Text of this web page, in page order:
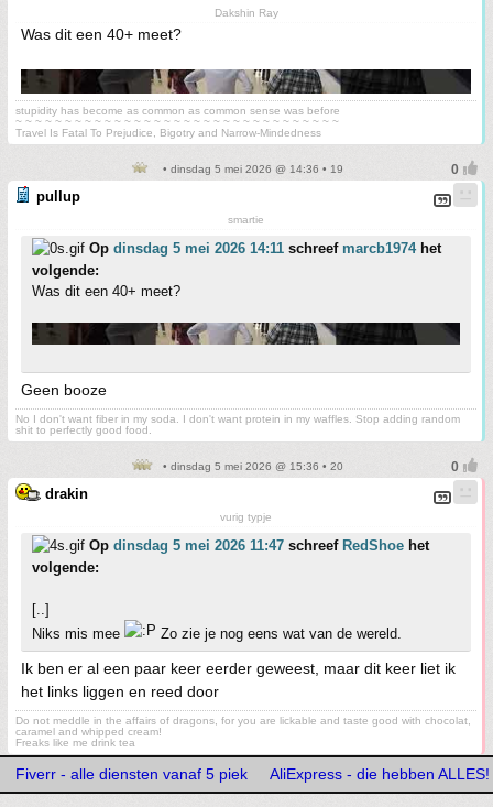
Dakshin Ray
Was dit een 40+ meet?
stupidity has become as common as common sense was before
~ ~ ~ ~ ~ ~ ~ ~ ~ ~ ~ ~ ~ ~ ~ ~ ~ ~ ~ ~ ~ ~ ~ ~ ~ ~ ~ ~ ~ ~ ~ ~ ~
Travel Is Fatal To Prejudice, Bigotry and Narrow-Mindedness
• dinsdag 5 mei 2026 @ 14:36 • 19
pullup
smartie
Op dinsdag 5 mei 2026 14:11 schreef marcb1974het
volgende:
Was dit een 40+ meet?
Geen booze
No I don't want fiber in my soda. I don't want protein in my waffles. Stop adding random
shit to perfectly good food.
• dinsdag 5 mei 2026 @ 15:36 • 20
drakin
vurig typje
Op dinsdag 5 mei 2026 11:47 schreef RedShoe het
volgende:
[..]
Niks mis mee
Zo zie je nog eens wat van de wereld.
Ik ben er al een paar keer eerder geweest, maar dit keer liet ik
het links liggen en reed door
Do not meddle in the affairs of dragons, for you are lickable and taste good with chocolat,
caramel and whipped cream!
Freaks like me drink tea
Fiverr - alle diensten vanaf 5 piek AliExpress - die hebben ALLES!